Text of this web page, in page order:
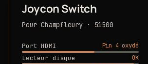
Joycon Switch
Pour Champfleury · 51500
Port HDMI
Pin 4 oxydé
Lecteur disque
OK